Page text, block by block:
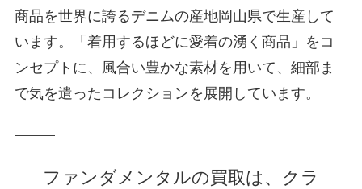
商品を世界に誇るデニムの産地岡山県で生産して
います。「着用するほどに愛着の湧く商品」をコ
ンセプトに、風合い豊かな素材を用いて、細部ま
で気を遣ったコレクションを展開しています。
ファンダメンタルの買取は、クラ